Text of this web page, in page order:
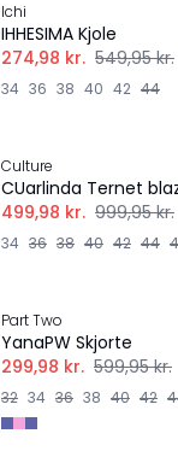
Ichi
IHHESIMA Kjole
274,98 kr. 549,95 kr.
34 36 38 40 42 44
Culture
CUarlinda Ternet
499,98 kr. 999,95 kr.
34 36 38 40 42 44
Part Two
YanaPW Skjorte
299,98 kr. 599,95 kr.
32 34 36 38 40 42